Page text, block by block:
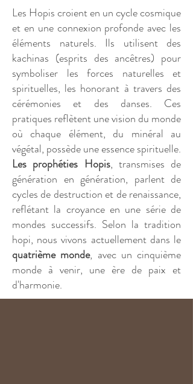
Les Hopis croient en un cycle cosmique
et en une connexion profonde avec les
éléments naturels. Ils utilisent des
kachinas (esprits des ancêtres) pour
symboliser les forces naturelles et
spirituelles, les honorant à travers des
cérémonies et des danses. Ces
pratiques reflètent une vision du monde
où chaque élément, du minéral au
végétal, possède une essence spirituelle.
Les prophéties Hopis, transmises de
génération en génération, parlent de
cycles de destruction et de renaissance,
reflétant la croyance en une série de
mondes successifs. Selon la tradition
hopi, nous vivons actuellement dans le
quatrième monde, avec un cinquième
monde à venir, une ère de paix et
d'harmonie.